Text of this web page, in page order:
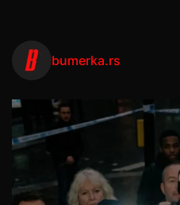
bumerka.rs